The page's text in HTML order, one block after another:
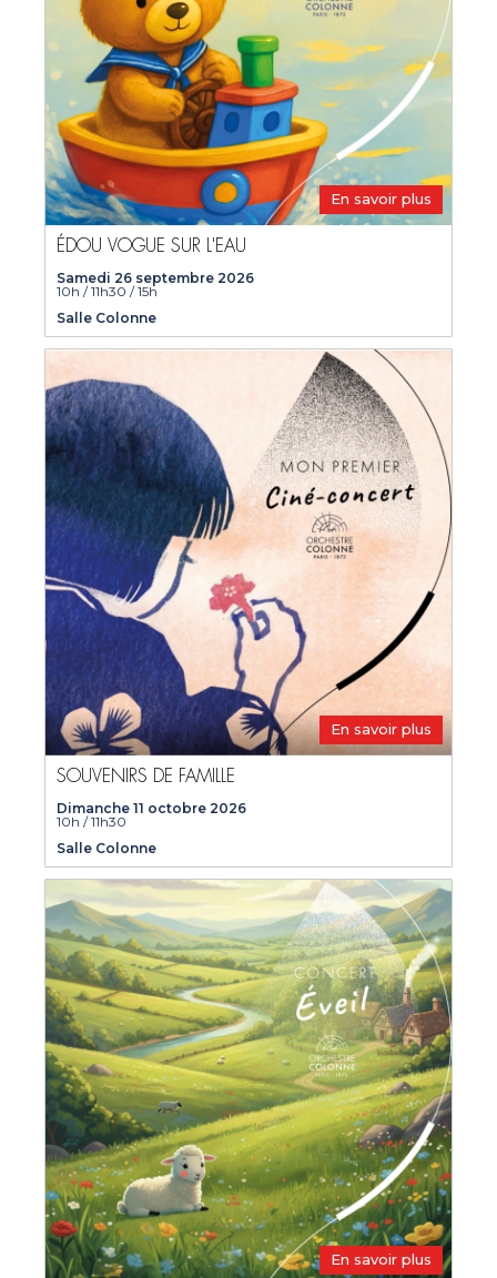
En savoir plus
ÉDOU VOGUE SUR L'EAU
Samedi 26 septembre 2026
10h / 11h30 / 15h
Salle Colonne
En savoir plus
SOUVENIRS DE FAMILLE
Dimanche 11 octobre 2026
10h / 11h30
Salle Colonne
En savoir plus